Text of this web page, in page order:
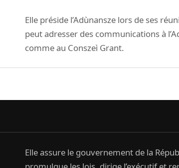
Elle préside l’Adùnansze lors de ses
peut adresser des communications à
comme au Conszeì Grant.
Elle assure le gouvernement de la